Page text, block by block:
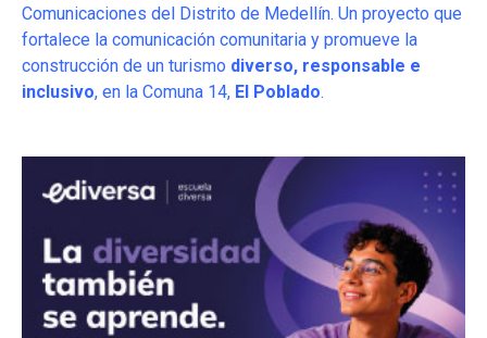
Comunicaciones del Distrito de Medellín. Un proyecto que
fortalece la comunicación comunitaria y promueve la
construcción de un turismo diverso, responsable e
inclusivo, en la Comuna 14, El Poblado.